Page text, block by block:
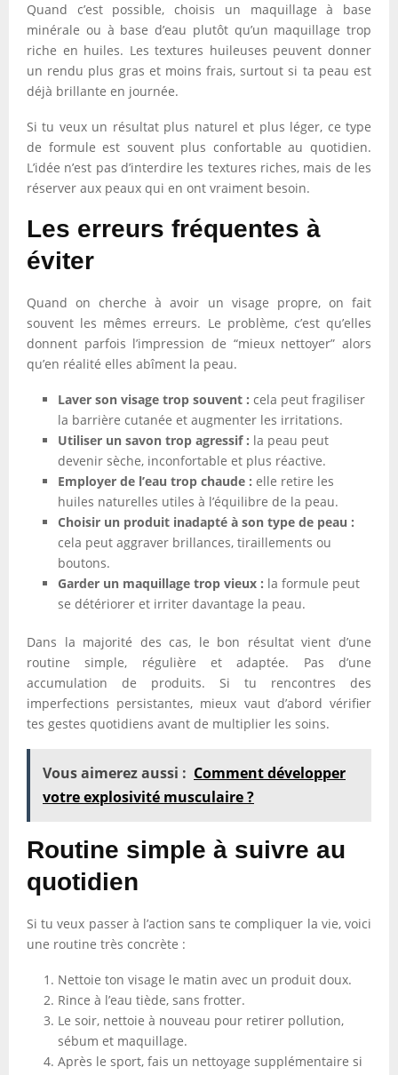
Quand c’est possible, choisis un maquillage à base
minérale ou à base d’eau plutôt qu’un maquillage trop
riche en huiles. Les textures huileuses peuvent donner
un rendu plus gras et moins frais, surtout si ta peau est
déjà brillante en journée.
Si tu veux un résultat plus naturel et plus léger, ce type
de formule est souvent plus confortable au quotidien.
L’idée n’est pas d’interdire les textures riches, mais de les
réserver aux peaux qui en ont vraiment besoin.
Les erreurs fréquentes à
éviter
Quand on cherche à avoir un visage propre, on fait
souvent les mêmes erreurs. Le problème, c’est qu’elles
donnent parfois l’impression de “mieux nettoyer” alors
qu’en réalité elles abîment la peau.
Laver son visage trop souvent : cela peut fragiliser
la barrière cutanée et augmenter les irritations.
Utiliser un savon trop agressif : la peau peut
devenir sèche, inconfortable et plus réactive.
Employer de l’eau trop chaude : elle retire les
huiles naturelles utiles à l’équilibre de la peau.
Choisir un produit inadapté à son type de peau :
cela peut aggraver brillances, tiraillements ou
boutons.
Garder un maquillage trop vieux : la formule peut
se détériorer et irriter davantage la peau.
Dans la majorité des cas, le bon résultat vient d’une
routine simple, régulière et adaptée. Pas d’une
accumulation de produits. Si tu rencontres des
imperfections persistantes, mieux vaut d’abord vérifier
tes gestes quotidiens avant de multiplier les soins.
Vous aimerez aussi : Comment développer
votre explosivité musculaire ?
Routine simple à suivre au
quotidien
Si tu veux passer à l’action sans te compliquer la vie, voici
une routine très concrète :
Nettoie ton visage le matin avec un produit doux.
Rince à l’eau tiède, sans frotter.
Le soir, nettoie à nouveau pour retirer pollution,
sébum et maquillage.
Après le sport, fais un nettoyage supplémentaire si